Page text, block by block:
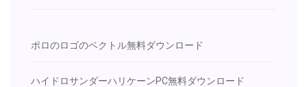
ポロのロゴのベクトル無料ダウンロード
ハイドロサンダーハリケーンPC無料ダウンロード